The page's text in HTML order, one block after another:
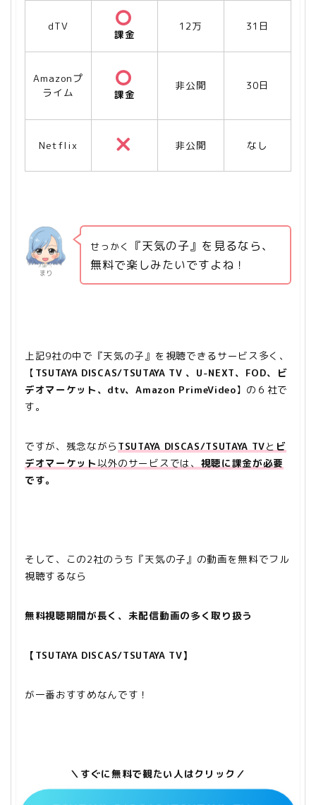
dTV
課金
12万 31日
Amazonプ
ライム
課金
非公開 30日
Netflix 非公開 なし
まり
せっかく
『天気の子』を見るなら、
無料で楽しみたいですよね！
上記9社の中で『天気の子』を視聴できるサービス多く、
【 TSUTAYA DISCAS/TSUTAYA TV 、U-NEXT、FOD、ビ
デオマーケット、dtv、Amazon PrimeVideo】の６社で
す。
ですが、残念ながら TSUTAYA DISCAS/TSUTAYA TVと ビ
デオマーケット以外のサービスでは、 視聴に課金が必要
です。
そして、この2社のうち『天気の子』の動画を無料でフル
視聴するなら
無料視聴期間が長く、未配信動画の多く取り扱う
【TSUTAYA DISCAS/TSUTAYA TV】
が一番おすすめなんです！
＼すぐに無料で観たい人はクリック／